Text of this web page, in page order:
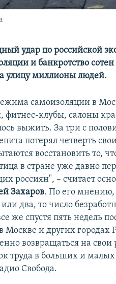
удар по российской
и банкротство
улицу миллионы людей.
самоизоляции в
клубы, салоны
выжить. За три с
потерял четверть
восстановить то,
в стране уже давно
россиян", – считает
Захаров. По его мнению,
два, то число
же спустя пять недель
и других городах
возвращаться на
труда в больших и
Свобода.